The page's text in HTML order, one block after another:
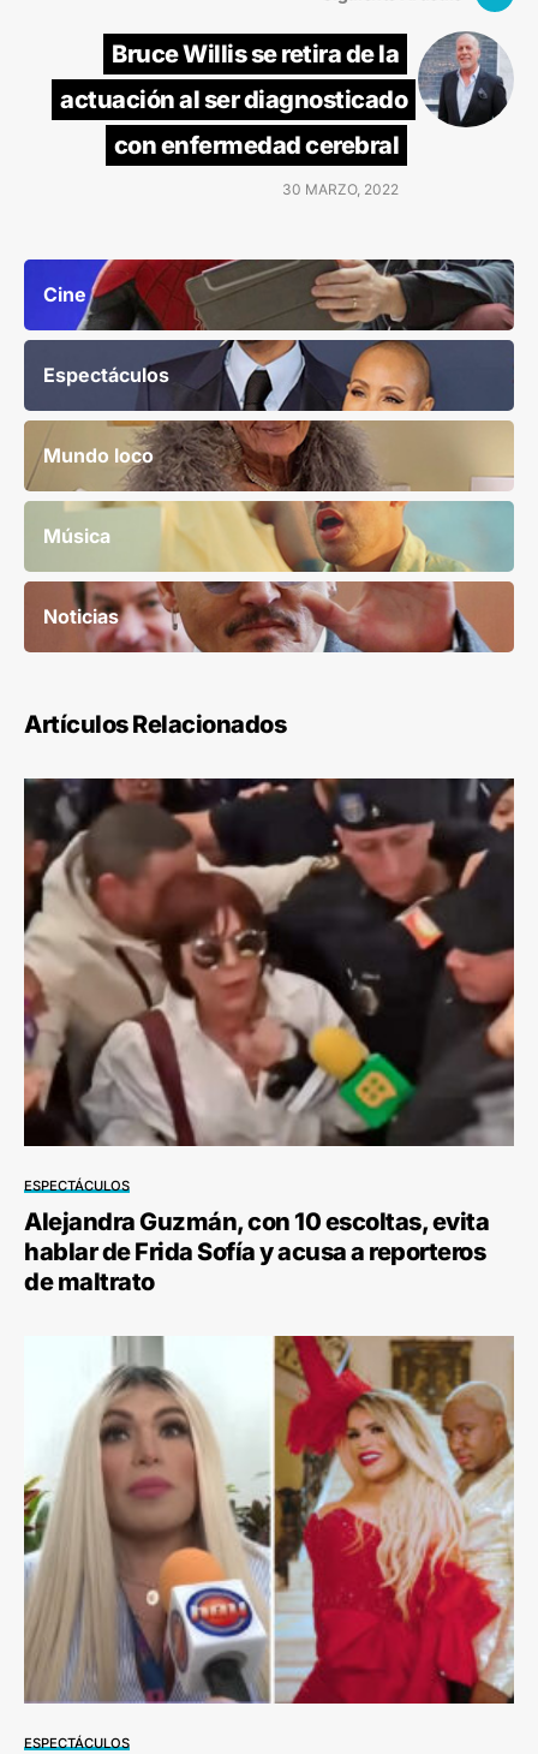
Bruce Willis se retira de la
actuación al ser diagnosticado
con enfermedad cerebral
30 MARZO, 2022
Cine
Espectáculos
Mundo loco
Música
Noticias
Artículos Relacionados
ESPECTÁCULOS
Alejandra Guzmán, con 10 escoltas, evita
hablar de Frida Sofía y acusa a reporteros
de maltrato
ESPECTÁCULOS